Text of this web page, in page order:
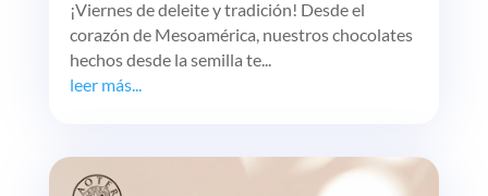
¡Viernes de deleite y tradición! Desde el
corazón de Mesoamérica, nuestros chocolates
hechos desde la semilla te...
leer más...